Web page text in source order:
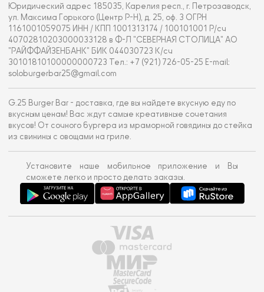
Юридический адрес 185035, Карелия респ., г. Петрозаводск,
ул. Максима Горького (Центр Р-Н), д. 25, оф. 3 ОГРН
1161001059075 ИНН / КПП 1001313174 / 100101001 Р/сч
40702810203000033128 в Ф-Л "СЕВЕРНАЯ СТОЛИЦА" АО
"РАЙФФАЙЗЕНБАНК" БИК 044030723 К/сч
30101810100000000723 Тел.: +7 (921) 726-05-25 E-mail:
soloburgerbar25@gmail.com
G.25 Burger Bar - доставка, где вы найдете вкусную еду по
вкусным ценам! Вас ждут самые креативные сочетания
вкусов! От сочного бургера из мраморной говядины до стейка
из свинины с овощами на гриле.
Установите наше мобильное приложение и Вы
сможете легко и просто делать заказы.